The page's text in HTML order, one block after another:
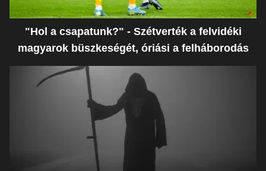
"Hol a csapatunk?" - Szétverték a felvidéki
magyarok büszkeségét, óriási a felháborodás